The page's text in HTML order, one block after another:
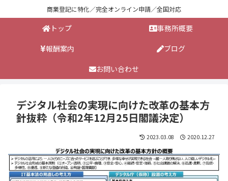
商業登記に特化／完全オンライン申請／全国対応
トップ
事務所概要
報酬案内
ブログ
お問い合わせ
デジタル社会の実現に向けた改革の基本方
針抜粋（令和2年12月25日閣議決定）
2023.03.08 2020.12.27